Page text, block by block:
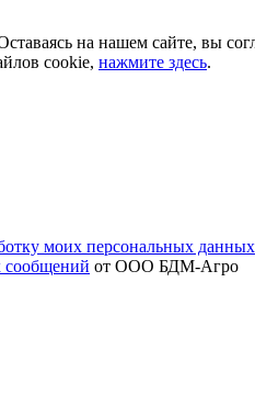
на нашем сайте, вы
cookie, нажмите здесь.
моих персональных данных
сообщений от ООО БДМ-Агро